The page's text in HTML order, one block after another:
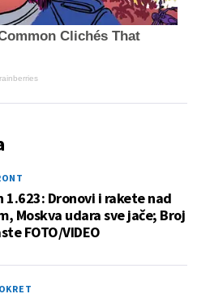
Clichés That
1.623: Dronovi i rakete nad
Moskva udara sve jače; Broj
FOTO/VIDEO